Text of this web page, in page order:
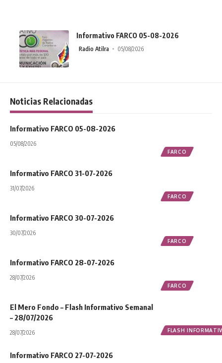
Informativo FARCO 05-08-2026
Radio Atilra 05/08/2026
Noticias Relacionadas
FARCO
Informativo FARCO 05-08-2026
05/08/2026
FARCO
Informativo FARCO 31-07-2026
31/07/2026
FARCO
Informativo FARCO 30-07-2026
30/07/2026
FARCO
Informativo FARCO 28-07-2026
28/07/2026
FLASH
El Mero Fondo – Flash Informativo Semanal
– 28/07/2026
28/07/2026
Informativo FARCO 27-07-2026